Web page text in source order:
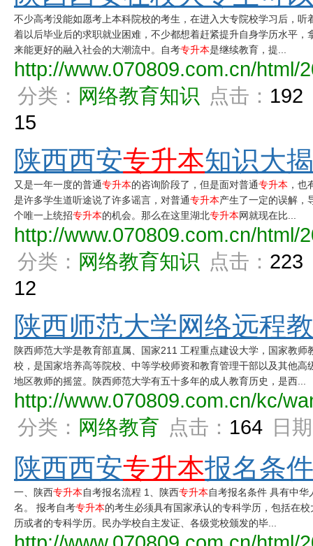
不少高考没能如愿考上本科院校的考生，在进入大专院校学习后，听
着以后毕业后的求职就业困难，不少都想着赶紧提升自身学历水平，
来能更好的融入社会的大潮流中。自考专升本是继续教育，提...
http://www.070809.com.cn/html/
分类： 网络教育知识 点击： 192
15
陕西西安专升本知识大
又是一年一度的普通专升本的咨询阶段了，但是面对普通专升本 ，
是许多学生道听途说了许多谣言，对普通专升本产生了一定的误解，
个唯一上统招专升本的机会。那么在这里湖北专升本网就现在比...
http://www.070809.com.cn/html/
分类： 网络教育知识 点击： 223
12
陕西师范大学网络远程
陕西师范大学是教育部直属、国家211 工程重点建设大学，国家教
校，是国家培养高等院校、中等学校师资和教育管理干部以及其他高
地区教师的摇篮。陕西师范大学有五十多年的成人教育历史，是西...
http://www.070809.com.cn/kc/
分类： 网络教育 点击： 164 日
陕西西安专升本报名条
一、陕西专升本自考报名流程 1、陕西专升本自考报名条件 具有中
名。 报考自考专升本的考生必须具有国家承认的专科学历，包括在
历或者的专科学历。民办学校自主发证、各级党校颁发的毕...